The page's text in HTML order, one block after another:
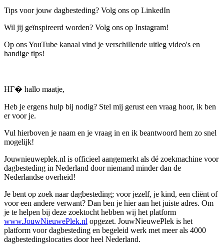
Tips voor jouw dagbesteding? Volg ons op LinkedIn
Wil jij geïnspireerd worden? Volg ons op Instagram!
Op ons YouTube kanaal vind je verschillende uitleg video's en
handige tips!
HГ� hallo maatje,
Heb je ergens hulp bij nodig? Stel mij gerust een vraag hoor, ik ben
er voor je.
Vul hierboven je naam en je vraag in en ik beantwoord hem zo snel
mogelijk!
Jouwnieuweplek.nl is officieel aangemerkt als dé zoekmachine voor
dagbesteding in Nederland door niemand minder dan de
Nederlandse overheid!
Je bent op zoek naar dagbesteding; voor jezelf, je kind, een cliënt of
voor een andere verwant? Dan ben je hier aan het juiste adres. Om
je te helpen bij deze zoektocht hebben wij het platform
www.JouwNieuwePlek.nl opgezet. JouwNieuwePlek is het
platform voor dagbesteding en begeleid werk met meer als 4000
dagbestedingslocaties door heel Nederland.